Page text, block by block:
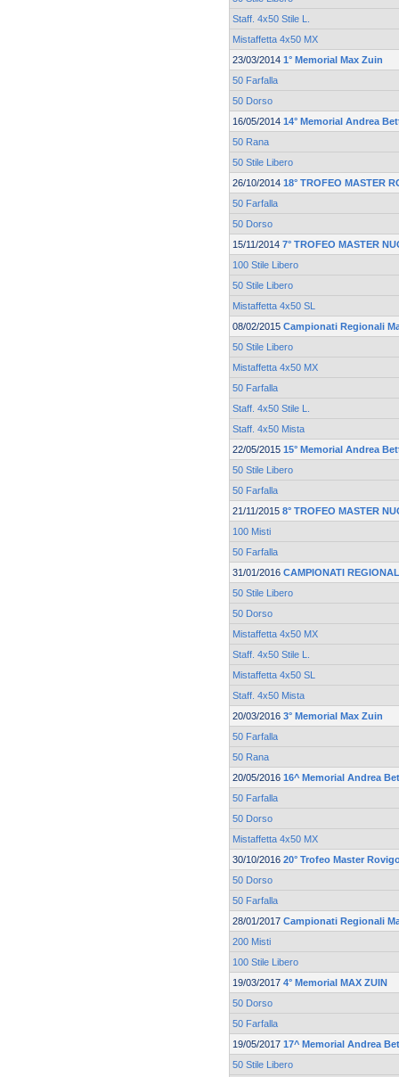
Staff. 4x50 Stile L.
Mistaffetta 4x50 MX
23/03/2014 1° Memorial Max Zuin
50 Farfalla
50 Dorso
16/05/2014 14° Memorial Andrea
50 Rana
50 Stile Libero
26/10/2014 18° TROFEO MASTER
50 Farfalla
50 Dorso
15/11/2014 7° TROFEO MASTER
100 Stile Libero
50 Stile Libero
Mistaffetta 4x50 SL
08/02/2015 Campionati Regionali
50 Stile Libero
Mistaffetta 4x50 MX
50 Farfalla
Staff. 4x50 Stile L.
Staff. 4x50 Mista
22/05/2015 15° Memorial Andrea
50 Stile Libero
50 Farfalla
21/11/2015 8° TROFEO MASTER
100 Misti
50 Farfalla
31/01/2016 CAMPIONATI
50 Stile Libero
50 Dorso
Mistaffetta 4x50 MX
Staff. 4x50 Stile L.
Mistaffetta 4x50 SL
Staff. 4x50 Mista
20/03/2016 3° Memorial Max Zuin
50 Farfalla
50 Rana
20/05/2016 16^ Memorial Andrea
50 Farfalla
50 Dorso
Mistaffetta 4x50 MX
30/10/2016 20° Trofeo Master
50 Dorso
50 Farfalla
28/01/2017 Campionati Regionali
200 Misti
100 Stile Libero
19/03/2017 4° Memorial MAX ZUIN
50 Dorso
50 Farfalla
19/05/2017 17^ Memorial Andrea
50 Stile Libero